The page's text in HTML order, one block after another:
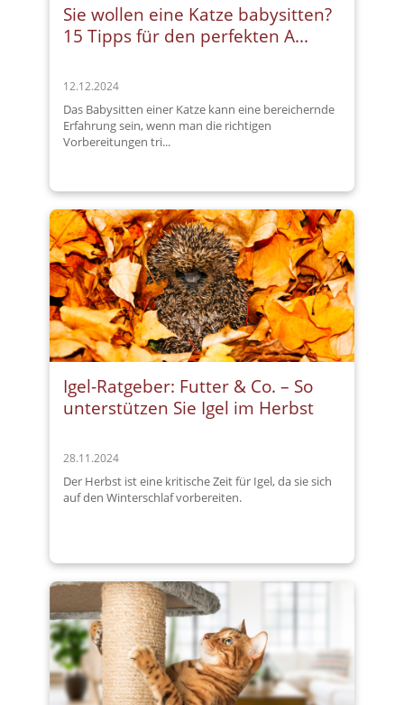
Sie wollen eine Katze babysitten?
15 Tipps für den perfekten A...
12.12.2024
Das Babysitten einer Katze kann eine bereichernde
Erfahrung sein, wenn man die richtigen
Vorbereitungen tri...
Igel-Ratgeber: Futter & Co. – So
unterstützen Sie Igel im Herbst
28.11.2024
Der Herbst ist eine kritische Zeit für Igel, da sie sich
auf den Winterschlaf vorbereiten.